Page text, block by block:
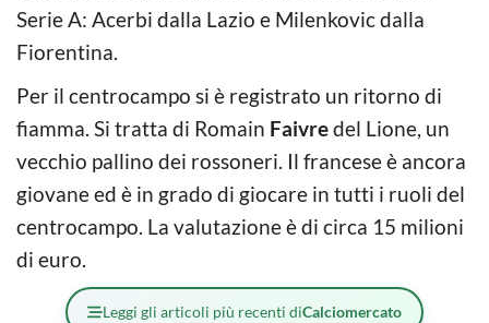
Serie A: Acerbi dalla Lazio e Milenkovic dalla
Fiorentina.
Per il centrocampo si è registrato un ritorno di
fiamma. Si tratta di Romain Faivredel Lione, un
vecchio pallino dei rossoneri. Il francese è ancora
giovane ed è in grado di giocare in tutti i ruoli del
centrocampo. La valutazione è di circa 15 milioni
di euro.
Leggi gli articoli più recenti diCalciomercato